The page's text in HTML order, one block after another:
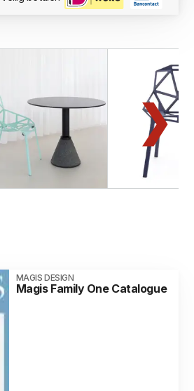
MAGIS DESIGN
Magis Family One Catalogue